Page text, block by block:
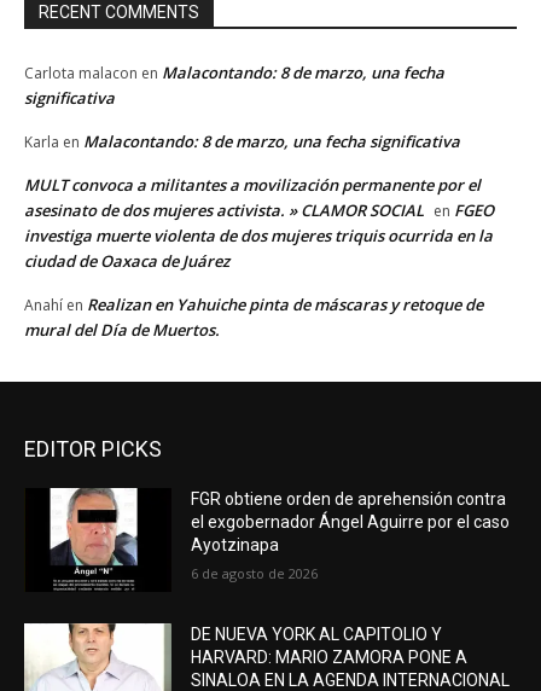
RECENT COMMENTS
Carlota malacon en Malacontando: 8 de marzo, una fecha
significativa
Karla en Malacontando: 8 de marzo, una fecha significativa
MULT convoca a militantes a movilización permanente por el
asesinato de dos mujeres activista. » CLAMOR SOCIAL en FGEO
investiga muerte violenta de dos mujeres triquis ocurrida en la
ciudad de Oaxaca de Juárez
Anahí en Realizan en Yahuiche pinta de máscaras y retoque de
mural del Día de Muertos.
EDITOR PICKS
FGR obtiene orden de aprehensión contra
el exgobernador Ángel Aguirre por el caso
Ayotzinapa
6 de agosto de 2026
DE NUEVA YORK AL CAPITOLIO Y
HARVARD: MARIO ZAMORA PONE A
SINALOA EN LA AGENDA INTERNACIONAL